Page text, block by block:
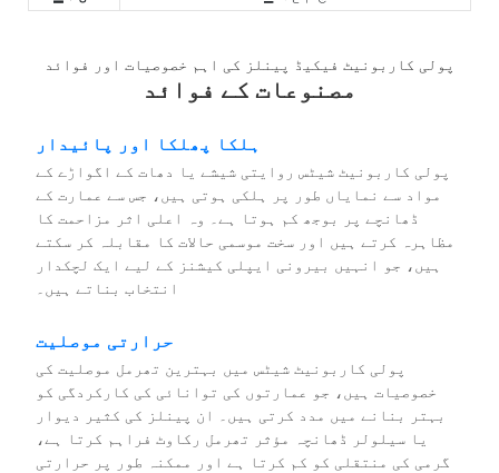
پولی کاربونیٹ فیکیڈ پینلز کی اہم خصوصیات اور فوائد
مصنوعات کے فوائد
ہلکا پھلکا اور پائیدار
پولی کاربونیٹ شیٹس روایتی شیشے یا دھات کے اگواڑے کے
مواد سے نمایاں طور پر ہلکی ہوتی ہیں، جس سے عمارت کے
ڈھانچے پر بوجھ کم ہوتا ہے۔ وہ اعلی اثر مزاحمت کا
مظاہرہ کرتے ہیں اور سخت موسمی حالات کا مقابلہ کر سکتے
ہیں، جو انہیں بیرونی ایپلی کیشنز کے لیے ایک لچکدار
انتخاب بناتے ہیں۔
حرارتی موصلیت
پولی کاربونیٹ شیٹس میں بہترین تھرمل موصلیت کی
خصوصیات ہیں، جو عمارتوں کی توانائی کی کارکردگی کو
بہتر بنانے میں مدد کرتی ہیں۔ ان پینلز کی کثیر دیوار
یا سیلولر ڈھانچہ مؤثر تھرمل رکاوٹ فراہم کرتا ہے،
گرمی کی منتقلی کو کم کرتا ہے اور ممکنہ طور پر حرارتی